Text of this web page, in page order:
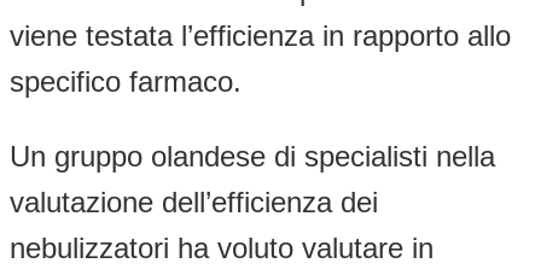
viene testata l’efficienza in rapporto allo
specifico farmaco.
Un gruppo olandese di specialisti nella
valutazione dell’efficienza dei
nebulizzatori ha voluto valutare in